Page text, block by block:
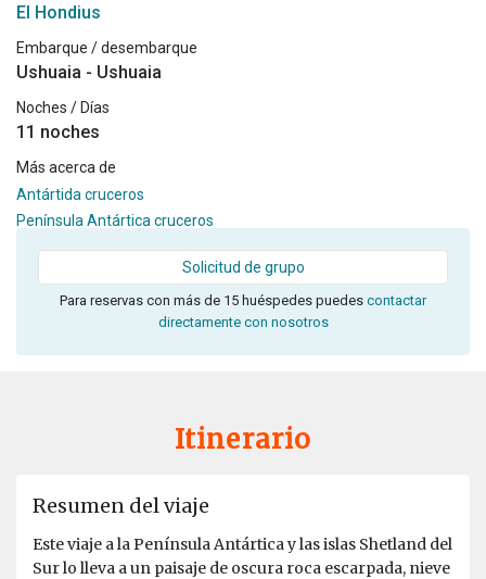
El Hondius
Embarque / desembarque
Ushuaia - Ushuaia
Noches / Días
11 noches
Más acerca de
Antártida cruceros
Península Antártica cruceros
Solicitud de grupo
Para reservas con más de 15 huéspedes puedes contactar
directamente con nosotros
Itinerario
Resumen del viaje
Este viaje a la Península Antártica y las islas Shetland del
Sur lo lleva a un paisaje de oscura roca escarpada, nieve